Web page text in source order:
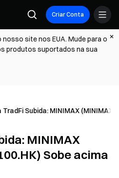
Criar Conta
site nos EUA. Mude para o
produtos suportados na sua
Subida: MINIMAX (MINIMAX-
MINIMAX
Sobe acima